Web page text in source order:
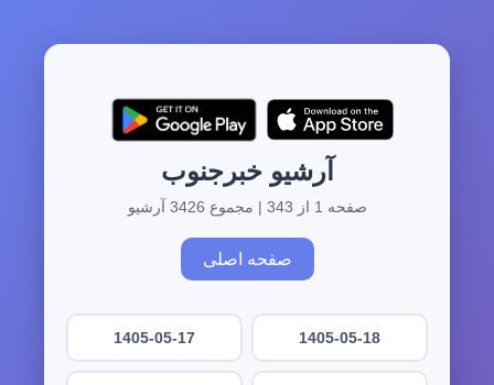
آرشیو خبرجنوب
صفحه 1 از 343 | مجموع 3426 آرشیو
صفحه اصلی
1405-05-18
1405-05-17